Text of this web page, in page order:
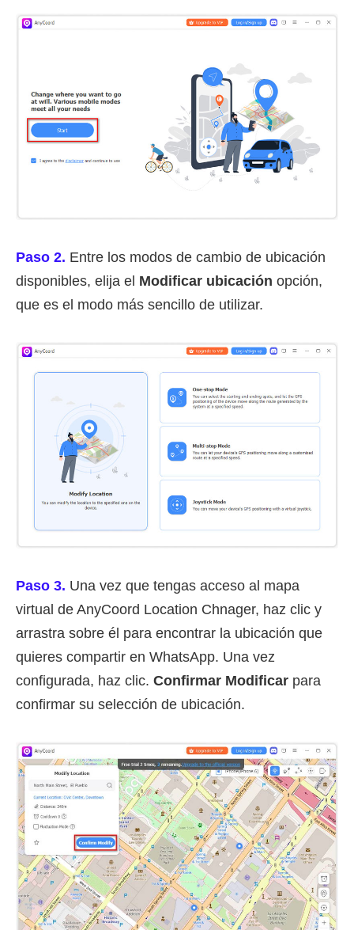
Paso 2. Entre los modos de cambio de ubicación
disponibles, elija el Modificar ubicación opción,
que es el modo más sencillo de utilizar.
Paso 3. Una vez que tengas acceso al mapa
virtual de AnyCoord Location Chnager, haz clic y
arrastra sobre él para encontrar la ubicación que
quieres compartir en WhatsApp. Una vez
configurada, haz clic. Confirmar Modificar para
confirmar su selección de ubicación.